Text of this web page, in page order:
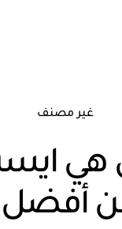
أعمالنا
غير مصنف
هي